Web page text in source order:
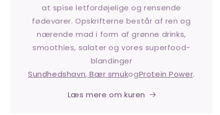
at spise letfordøjelige og rensende
fødevarer. Opskrifterne består af ren og
nærende mad i form af grønne drinks,
smoothies, salater og vores superfood-
blandinger
Sundhedshavn, Bær smukogProtein Power.
Læs mere om kuren